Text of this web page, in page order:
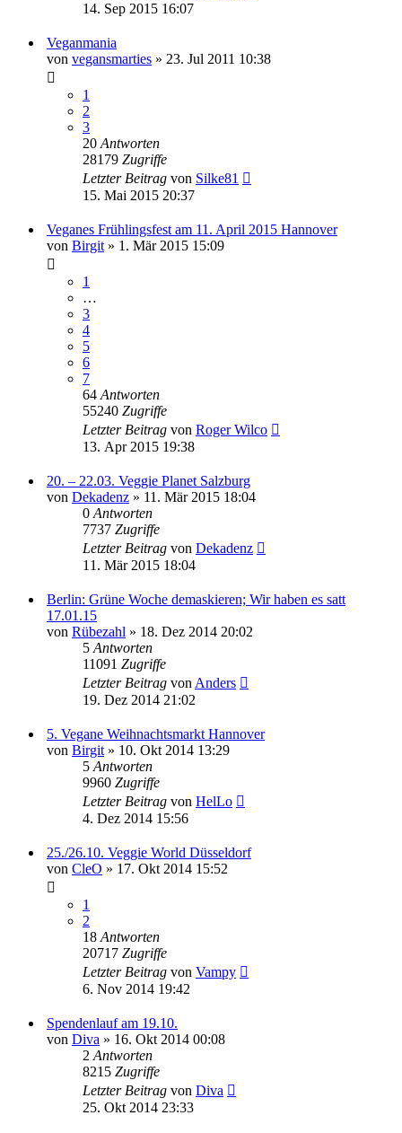
14. Sep 2015 16:07
Veganmania
von vegansmarties » 23. Jul 2011 10:38
1
2
3
20 Antworten
28179 Zugriffe
Letzter Beitrag von Silke81
15. Mai 2015 20:37
Veganes Frühlingsfest am 11. April 2015 Hannover
von Birgit » 1. Mär 2015 15:09
1
…
3
4
5
6
7
64 Antworten
55240 Zugriffe
Letzter Beitrag von Roger Wilco
13. Apr 2015 19:38
20. – 22.03. Veggie Planet Salzburg
von Dekadenz » 11. Mär 2015 18:04
0 Antworten
7737 Zugriffe
Letzter Beitrag von Dekadenz
11. Mär 2015 18:04
Berlin: Grüne Woche demaskieren; Wir haben es satt
17.01.15
von Rübezahl » 18. Dez 2014 20:02
5 Antworten
11091 Zugriffe
Letzter Beitrag von Anders
19. Dez 2014 21:02
5. Vegane Weihnachtsmarkt Hannover
von Birgit » 10. Okt 2014 13:29
5 Antworten
9960 Zugriffe
Letzter Beitrag von HelLo
4. Dez 2014 15:56
25./26.10. Veggie World Düsseldorf
von CleO » 17. Okt 2014 15:52
1
2
18 Antworten
20717 Zugriffe
Letzter Beitrag von Vampy
6. Nov 2014 19:42
Spendenlauf am 19.10.
von Diva » 16. Okt 2014 00:08
2 Antworten
8215 Zugriffe
Letzter Beitrag von Diva
25. Okt 2014 23:33